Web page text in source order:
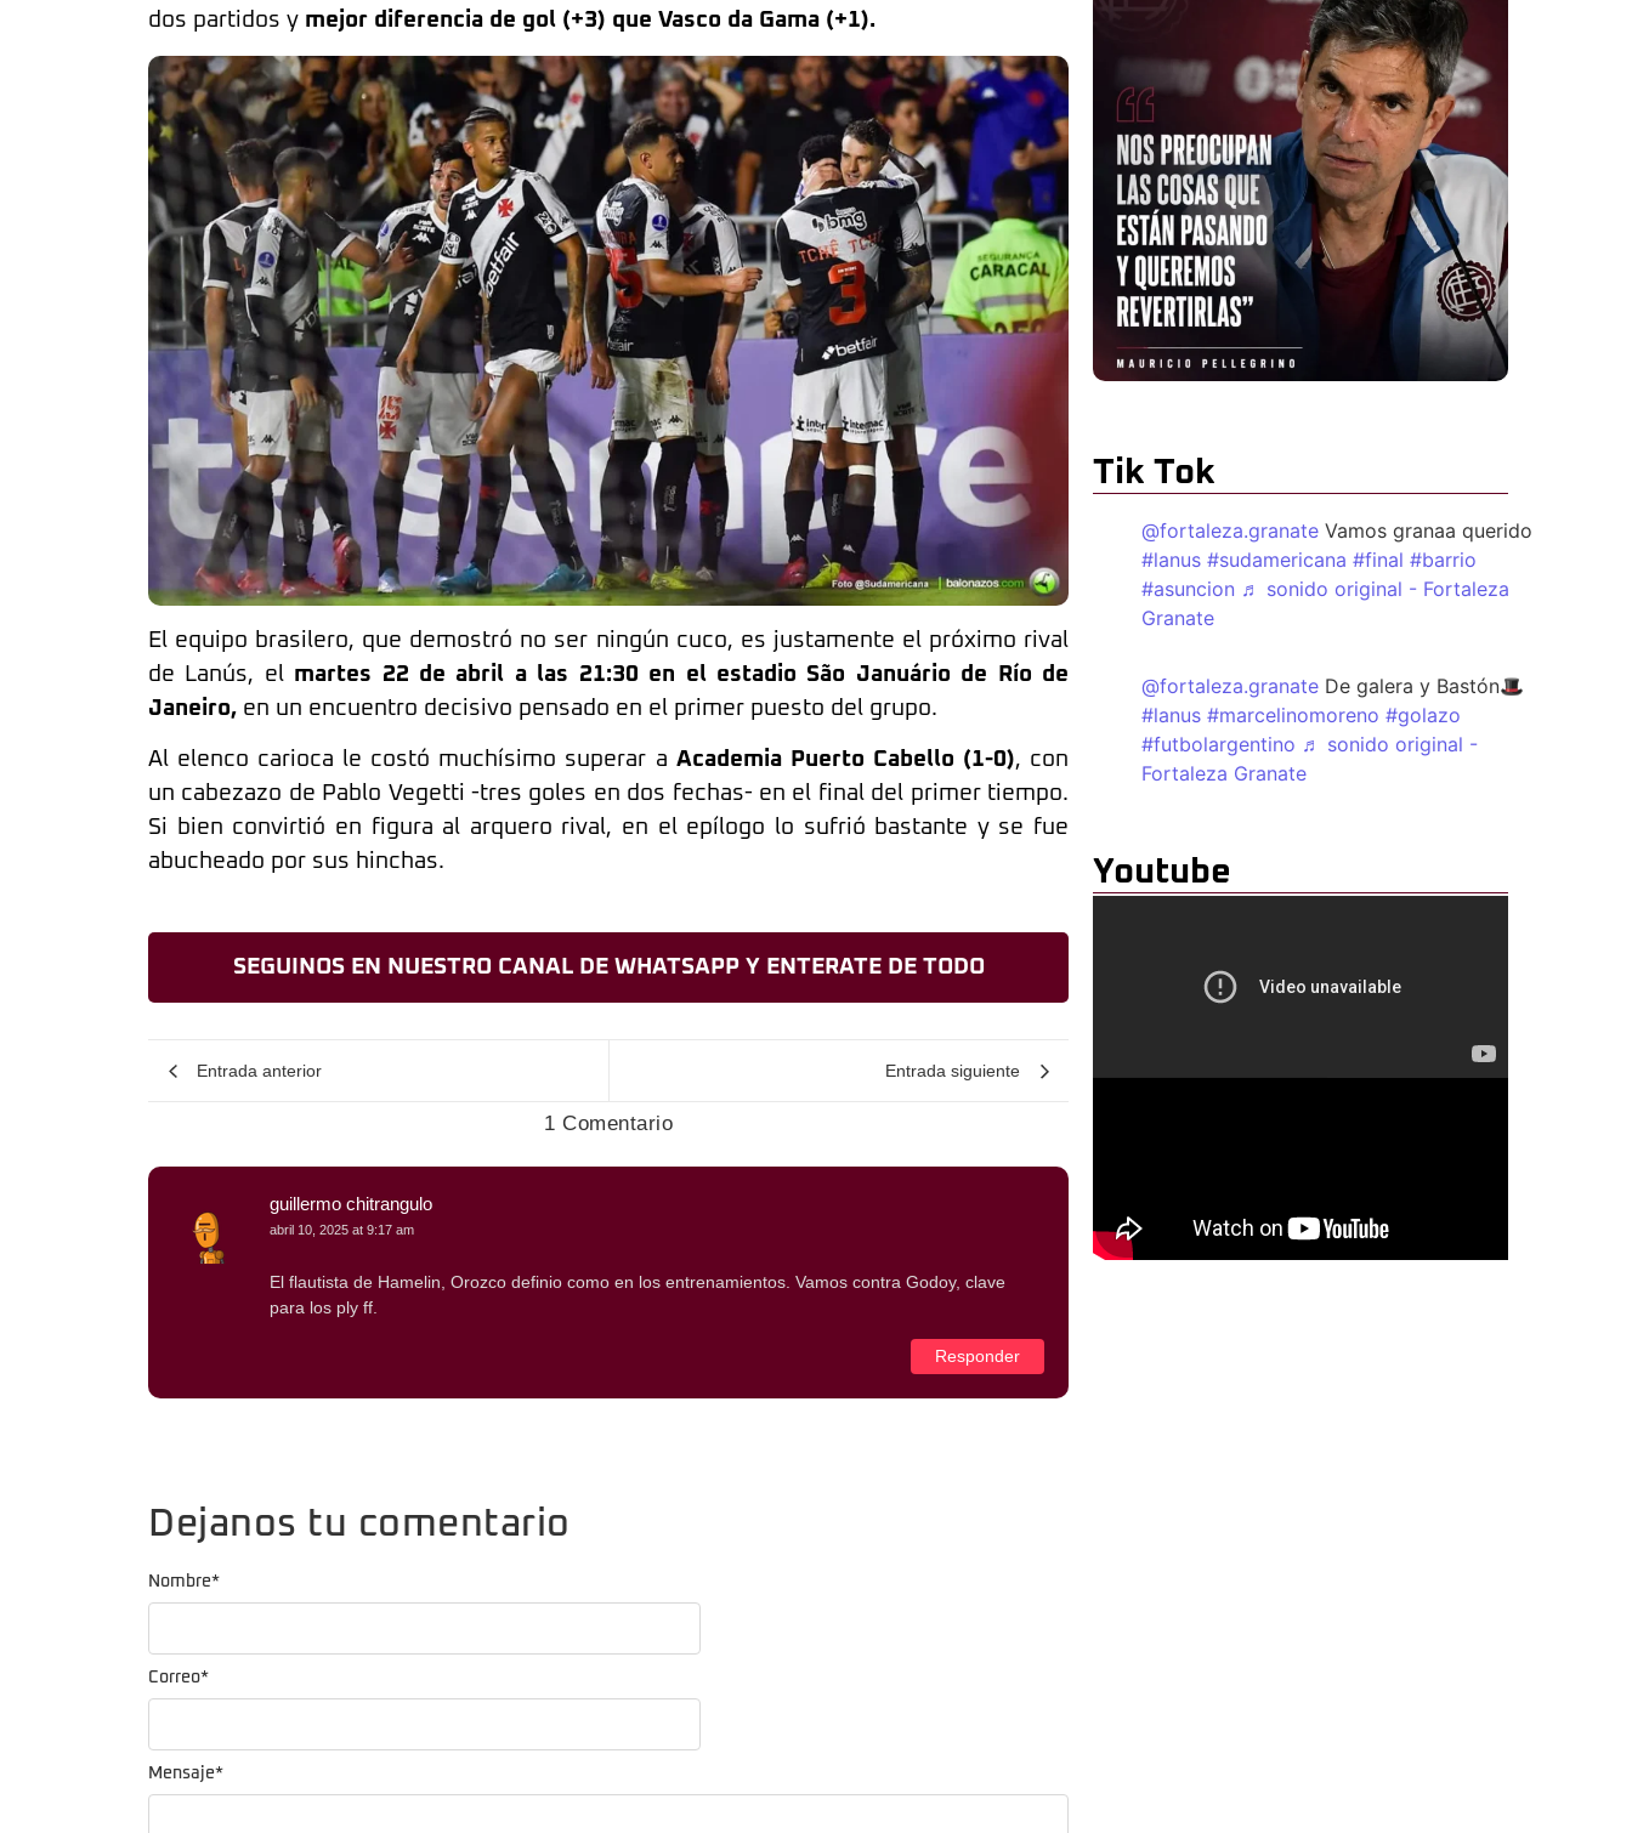
dos partidos y mejor diferencia de gol (+3) que Vasco da Gama (+1).
El equipo brasilero, que demostró no ser ningún cuco, es justamente el próximo rival
de Lanús, el martes 22 de abril a las 21:30 en el estadio São Januário de Río de
Janeiro, en un encuentro decisivo pensado en el primer puesto del grupo.
Al elenco carioca le costó muchísimo superar a Academia Puerto Cabello (1-0), con
un cabezazo de Pablo Vegetti -tres goles en dos fechas- en el final del primer tiempo.
Si bien convirtió en figura al arquero rival, en el epílogo lo sufrió bastante y se fue
abucheado por sus hinchas.
SEGUINOS EN NUESTRO CANAL DE WHATSAPP Y ENTERATE DE TODO
Entrada anterior Entrada siguiente
1 Comentario
guillermo chitrangulo
abril 10, 2025 at 9:17 am
El flautista de Hamelin, Orozco definio como en los entrenamientos. Vamos contra Godoy, clave
para los ply ff.
Responder
Dejanos tu comentario
Mensaje*
Nombre*
Correo*
Tik Tok
@fortaleza.granate Vamos granaa querido
#lanus #sudamericana #final #barrio
#asuncion ♬ sonido original - Fortaleza
Granate
@fortaleza.granate De galera y Bastón🎩
#lanus #marcelinomoreno #golazo
#futbolargentino ♬ sonido original -
Fortaleza Granate
Youtube